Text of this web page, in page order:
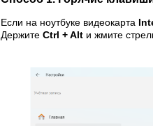
Если на ноутбуке видеокарта
Держите Ctrl + Alt и жмите